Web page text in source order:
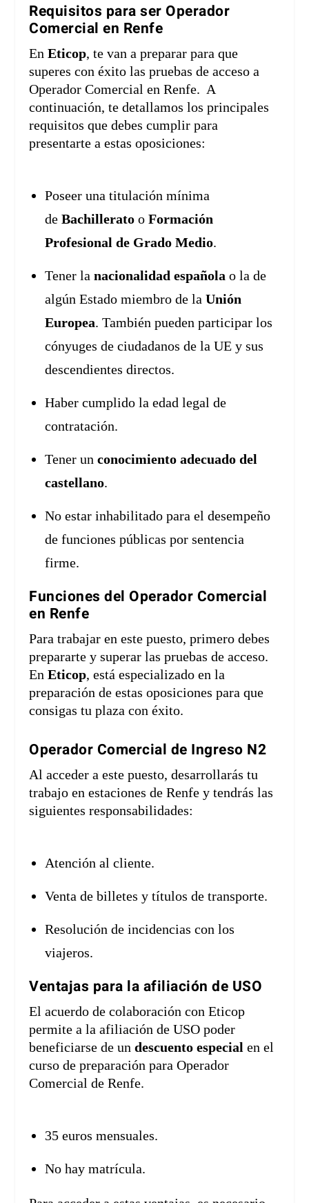
Requisitos para ser Operador
Comercial en Renfe
EnEticop, te van a preparar para que
superes con éxito las pruebas de acceso a
Operador Comercial en Renfe. A
continuación, te detallamos los principales
requisitos que debes cumplir para
presentarte a estas oposiciones:
Poseer una titulación mínima
deBachillerato oFormación
Profesional de Grado Medio.
Tener lanacionalidad española o la de
algún Estado miembro de laUnión
Europea. También pueden participar los
cónyuges de ciudadanos de la UE y sus
descendientes directos.
Haber cumplido la edad legal de
contratación.
Tener unconocimiento adecuado del
castellano.
No estar inhabilitado para el desempeño
de funciones públicas por sentencia
firme.
Funciones del Operador Comercial
en Renfe
Para trabajar en este puesto, primero debes
prepararte y superar las pruebas de acceso.
EnEticop, está especializado en la
preparación de estas oposiciones para que
consigas tu plaza con éxito.
Operador Comercial de Ingreso N2
Al acceder a este puesto, desarrollarás tu
trabajo en estaciones de Renfe y tendrás las
siguientes responsabilidades:
Atención al cliente.
Venta de billetes y títulos de transporte.
Resolución de incidencias con los
viajeros.
Ventajas para la afiliación de USO
El acuerdo de colaboración con Eticop
permite a la afiliación de USO poder
beneficiarse de undescuento especial en el
curso de preparación para Operador
Comercial de Renfe.
35 euros mensuales.
No hay matrícula.